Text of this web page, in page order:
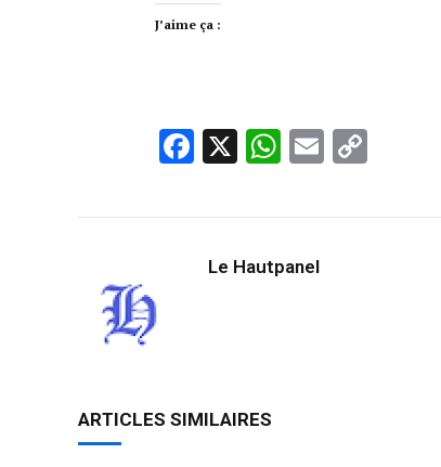
J’aime ça :
Facebook
X WhatsApp
Email
Le Hautpanel
ARTICLES SIMILAIRES